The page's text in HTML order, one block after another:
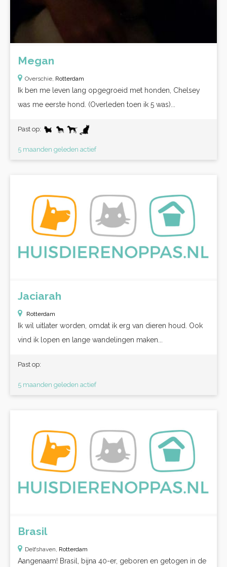
Megan
Overschie, Rotterdam
Ik ben me leven lang opgegroeid met honden, Chelsey
was me eerste hond. (Overleden toen ik 5 was)...
Past op:
5 maanden geleden actief
Jaciarah
Rotterdam
Ik wil uitlater worden, omdat ik erg van dieren houd. Ook
vind ik lopen en lange wandelingen maken...
Past op:
5 maanden geleden actief
Brasil
Delfshaven, Rotterdam
Aangenaam! Brasil, bijna 40-er, geboren en getogen in de